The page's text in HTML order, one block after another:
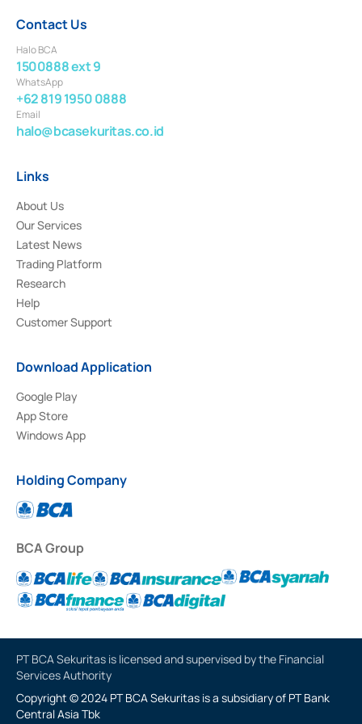
Contact Us
Halo BCA
1500888 ext 9
WhatsApp
+62 819 1950 0888
Email
halo@bcasekuritas.co.id
Links
About Us
Our Services
Latest News
Trading Platform
Research
Help
Customer Support
Download Application
Google Play
App Store
Windows App
Holding Company
BCA Group
PT BCA Sekuritas is licensed and supervised by the Financial
Services Authority
Copyright © 2024 PT BCA Sekuritas is a subsidiary of PT Bank
Central Asia Tbk